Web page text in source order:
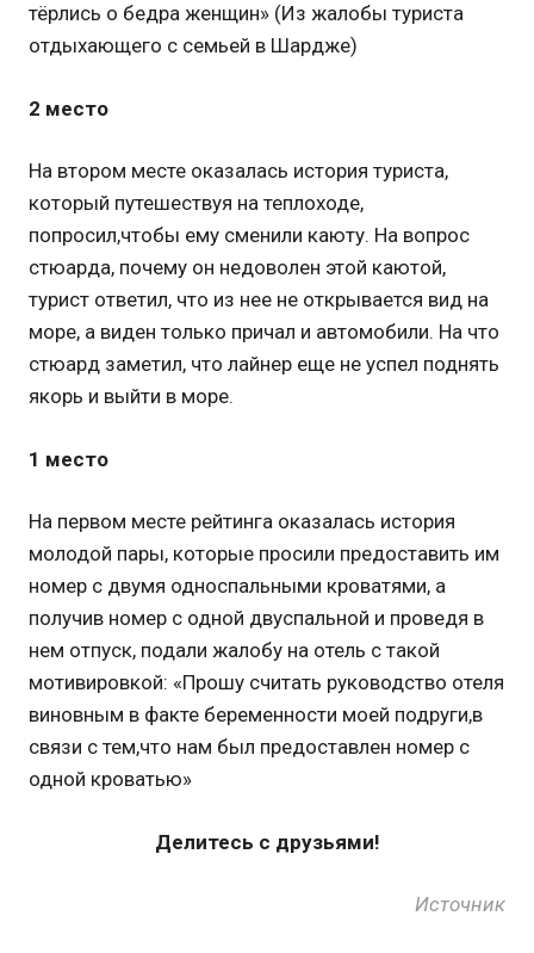
тёрлись о бедра женщин» (Из жалобы туриста
отдыхающего с семьей в Шардже)
2 место
На втором месте оказалась история туриста,
который путешествуя на теплоходе,
попросил,чтобы ему сменили каюту. На вопрос
стюарда, почему он недоволен этой каютой,
турист ответил, что из нее не открывается вид на
море, а виден только причал и автомобили. На что
стюард заметил, что лайнер еще не успел поднять
якорь и выйти в море.
1 место
На первом месте рейтинга оказалась история
молодой пары, которые просили предоставить им
номер с двумя односпальными кроватями, а
получив номер с одной двуспальной и проведя в
нем отпуск, подали жалобу на отель с такой
мотивировкой: «Прошу считать руководство отеля
виновным в факте беременности моей подруги,в
связи с тем,что нам был предоставлен номер с
одной кроватью»
Делитесь с друзьями!
Источник